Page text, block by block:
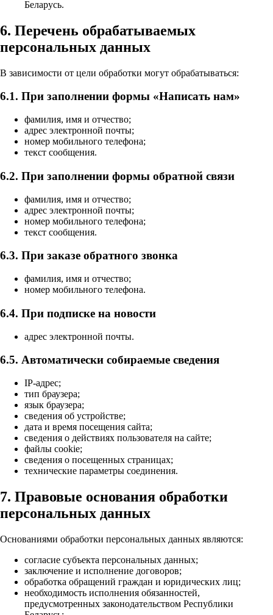
Беларусь.
6. Перечень обрабатываемых
персональных данных
В зависимости от цели обработки могут обрабатываться:
6.1. При заполнении формы «Написать нам»
фамилия, имя и отчество;
адрес электронной почты;
номер мобильного телефона;
текст сообщения.
6.2. При заполнении формы обратной связи
фамилия, имя и отчество;
адрес электронной почты;
номер мобильного телефона;
текст сообщения.
6.3. При заказе обратного звонка
фамилия, имя и отчество;
номер мобильного телефона.
6.4. При подписке на новости
адрес электронной почты.
6.5. Автоматически собираемые сведения
IP-адрес;
тип браузера;
язык браузера;
сведения об устройстве;
дата и время посещения сайта;
сведения о действиях пользователя на сайте;
файлы cookie;
сведения о посещенных страницах;
технические параметры соединения.
7. Правовые основания обработки
персональных данных
Основаниями обработки персональных данных являются:
согласие субъекта персональных данных;
заключение и исполнение договоров;
обработка обращений граждан и юридических лиц;
необходимость исполнения обязанностей,
предусмотренных законодательством Республики